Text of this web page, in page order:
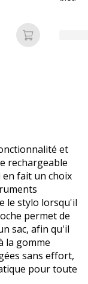
Ajouter au
et
rechargeable
fait un choix
le stylo lorsqu'il
permet de
sac, afin qu'il
la gomme
sans effort,
pour toute